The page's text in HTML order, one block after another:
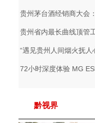
贵州茅台酒经销商大会
贵州省内最长曲线顶管
“遇见贵州人间烟火抚
72小时深度体验 MG
黔视界